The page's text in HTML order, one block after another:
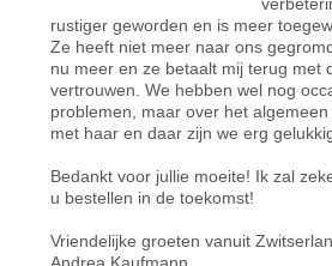
rustiger geworden en is meer
Ze heeft niet meer naar ons
nu meer en ze betaalt mij terug met
vertrouwen. We hebben wel nog
problemen, maar over het
met haar en daar zijn we erg
Bedankt voor jullie moeite! Ik zal
u bestellen in de toekomst!
Vriendelijke groeten vanuit
Andrea Kaufmann